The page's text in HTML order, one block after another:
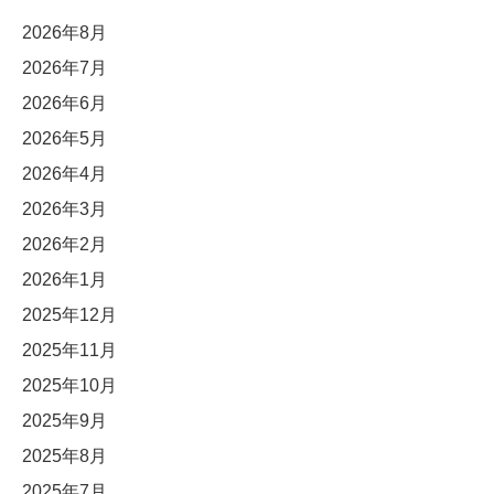
2026年8月
2026年7月
2026年6月
2026年5月
2026年4月
2026年3月
2026年2月
2026年1月
2025年12月
2025年11月
2025年10月
2025年9月
2025年8月